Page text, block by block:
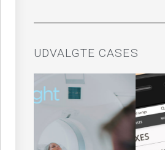
UDVALGTE CASES
MDUNDO